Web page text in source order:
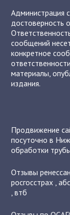
Администрация
достоверность
сообщений
конкретное
материалы,
издания.
Продвижение
посуточно в
обработки
Отзывы
росгосстрах ,
,втб